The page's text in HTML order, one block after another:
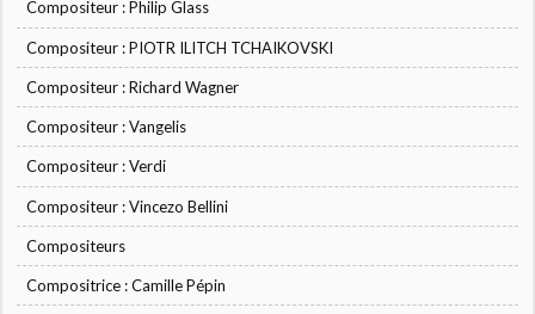
Compositeur : Philip Glass
Compositeur : PIOTR ILITCH TCHAIKOVSKI
Compositeur : Richard Wagner
Compositeur : Vangelis
Compositeur : Verdi
Compositeur : Vincezo Bellini
Compositeurs
Compositrice : Camille Pépin